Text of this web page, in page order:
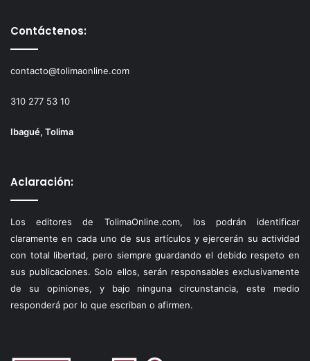
Contáctenos:
contacto@tolimaonline.com
310 277 53 10
Ibagué, Tolima
Aclaración:
Los editores de TolimaOnline.com, los podrán identificar
claramente en cada uno de sus artículos y ejercerán su actividad
con total libertad, pero siempre guardando el debido respeto en
sus publicaciones. Solo ellos, serán responsables exclusivamente
de su opiniones, y bajo ninguna circunstancia, este medio
responderá por lo que escriban o afirmen.